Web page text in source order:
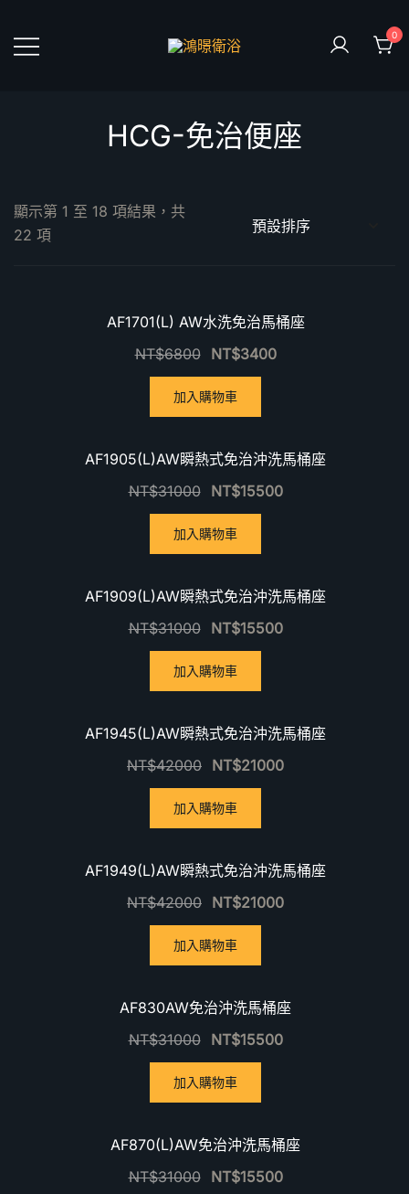
content
0
HCG-免治便座
顯示第 1 至 18 項結果，共
22 項
AF1701(L) AW水洗免治馬桶座
NT$6800 NT$3400
加入購物車
AF1905(L)AW瞬熱式免治沖洗馬桶座
NT$31000 NT$15500
加入購物車
AF1909(L)AW瞬熱式免治沖洗馬桶座
NT$31000 NT$15500
加入購物車
AF1945(L)AW瞬熱式免治沖洗馬桶座
NT$42000 NT$21000
加入購物車
AF1949(L)AW瞬熱式免治沖洗馬桶座
NT$42000 NT$21000
加入購物車
AF830AW免治沖洗馬桶座
NT$31000 NT$15500
加入購物車
AF870(L)AW免治沖洗馬桶座
NT$31000 NT$15500